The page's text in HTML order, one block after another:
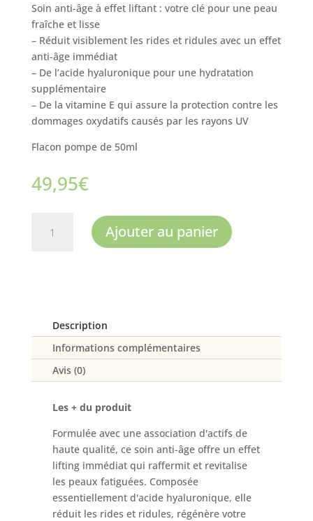
Soin anti-âge à effet liftant : votre clé pour une peau
fraîche et lisse
– Réduit visiblement les rides et ridules avec un effet
anti-âge immédiat
– De l’acide hyaluronique pour une hydratation
supplémentaire
– De la vitamine E qui assure la protection contre les
dommages oxydatifs causés par les rayons UV
Flacon pompe de 50ml
49,95€
Ajouter au panier
Description
Informations complémentaires
Avis (0)
Les + du produit
Formulée avec une association d'actifs de
haute qualité, ce soin anti-âge offre un effet
lifting immédiat qui raffermit et revitalise
les peaux fatiguées. Composée
essentiellement d'acide hyaluronique, elle
réduit les rides et ridules, régénère votre